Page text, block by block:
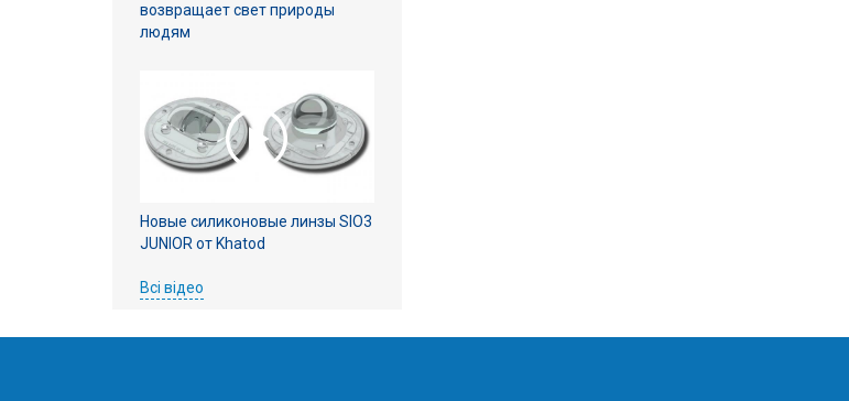
возвращает свет природы
людям
Новые силиконовые линзы SIO3
JUNIOR от Khatod
Всі відео